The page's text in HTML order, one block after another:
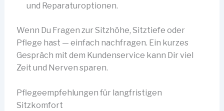
und Reparaturoptionen.
Wenn Du Fragen zur Sitzhöhe, Sitztiefe oder
Pflege hast — einfach nachfragen. Ein kurzes
Gespräch mit dem Kundenservice kann Dir viel
Zeit und Nerven sparen.
Pflegeempfehlungen für langfristigen
Sitzkomfort